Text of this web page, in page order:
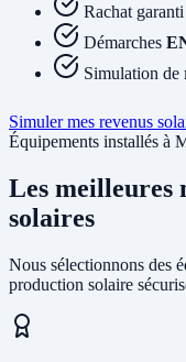
Rachat
Démarches
Simulation de
Simuler mes revenus
Équipements installés à
Les meilleures
solaires
Nous sélectionnons des
production solaire